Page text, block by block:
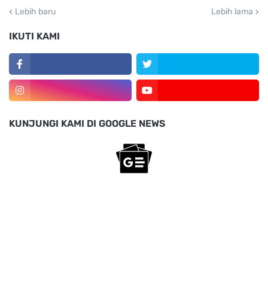
Lebih baru Lebih lama
IKUTI KAMI
KUNJUNGI KAMI DI GOOGLE NEWS